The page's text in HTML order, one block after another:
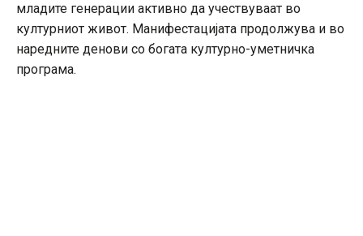
младите генерации активно да учествуваат во
културниот живот. Манифестацијата продолжува и во
наредните денови со богата културно-уметничка
програма.